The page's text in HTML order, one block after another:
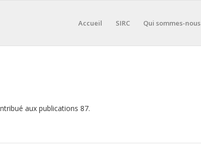
Accueil SIRC Qui sommes-nous
aux publications 87.